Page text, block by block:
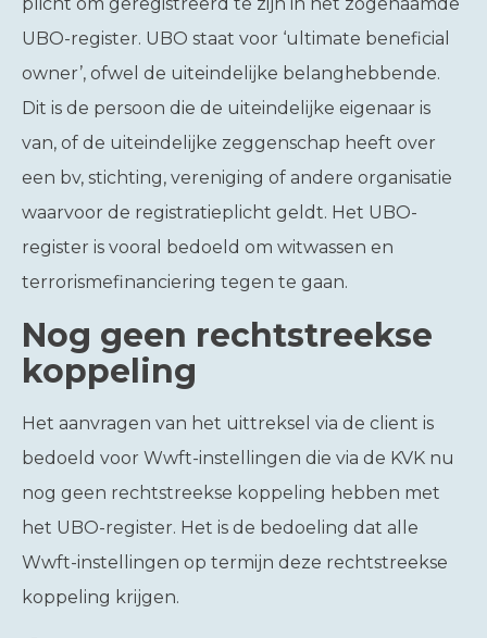
UBO-register. UBO staat voor ‘ultimate beneficial
owner’, ofwel de uiteindelijke belanghebbende.
Dit is de persoon die de uiteindelijke eigenaar is
van, of de uiteindelijke zeggenschap heeft over
een bv, stichting, vereniging of andere organisatie
waarvoor de registratieplicht geldt. Het UBO-
register is vooral bedoeld om witwassen en
terrorismefinanciering tegen te gaan.
Nog geen rechtstreekse
koppeling
Het aanvragen van het uittreksel via de client is
bedoeld voor Wwft-instellingen die via de KVK nu
nog geen rechtstreekse koppeling hebben met
het UBO-register. Het is de bedoeling dat alle
Wwft-instellingen op termijn deze rechtstreekse
koppeling krijgen.